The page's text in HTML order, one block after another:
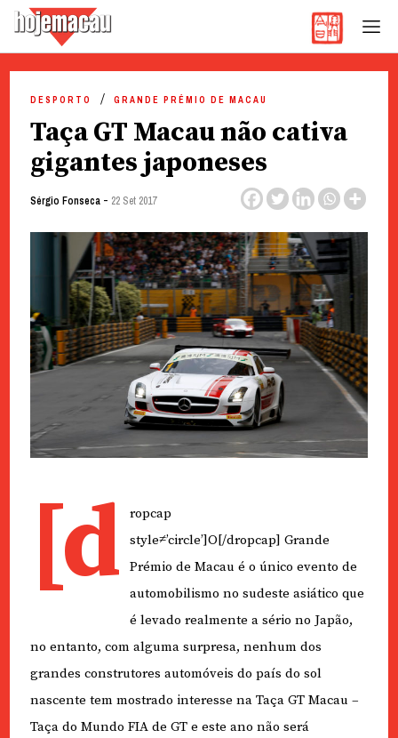
content
DESPORTO GRANDE PRÉMIO DE MACAU
Taça GT Macau não cativa
gigantes japoneses
Sérgio Fonseca- 22 Set 2017
[d
ropcap
style≠’circle’]O[/dropcap] Grande
Prémio de Macau é o único evento de
automobilismo no sudeste asiático que
é levado realmente a sério no Japão,
no entanto, com alguma surpresa, nenhum dos
grandes construtores automóveis do país do sol
nascente tem mostrado interesse na Taça GT Macau –
Taça do Mundo FIA de GT e este ano não será